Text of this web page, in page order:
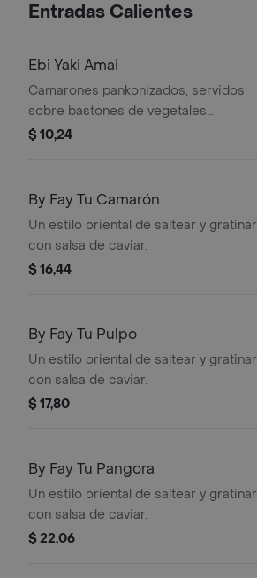
Entradas Calientes
Ebi Yaki Amai
Camarones pankonizados, servidos
sobre bastones de vegetales
acompañados de salsa sweet chili.
$ 10,24
By Fay Tu Camarón
Un estilo oriental de saltear y gratinar
con salsa de caviar.
$ 16,44
By Fay Tu Pulpo
Un estilo oriental de saltear y gratinar
con salsa de caviar.
$ 17,80
By Fay Tu Pangora
Un estilo oriental de saltear y gratinar
con salsa de caviar.
$ 22,06